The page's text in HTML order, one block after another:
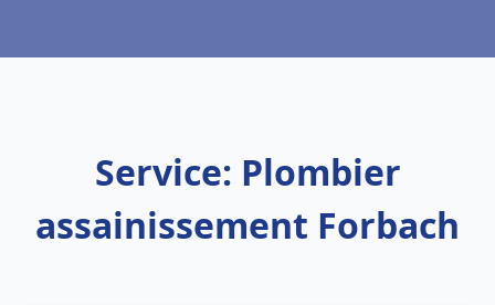
Service: Plombier
assainissement Forbach